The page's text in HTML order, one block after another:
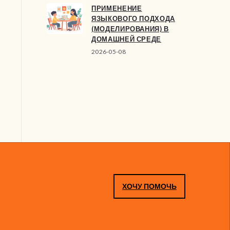
ПРИМЕНЕНИЕ
ЯЗЫКОВОГО ПОДХОДА
(МОДЕЛИРОВАНИЯ) В
ДОМАШНЕЙ СРЕДЕ
2026-05-08
ХОЧУ ПОМОЧЬ